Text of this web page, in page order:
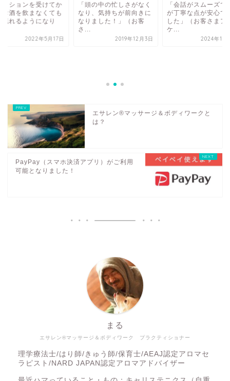
ッションを受けてか
お酒を飲まなくても
眠れるようになり
2022年5月17日
「頭の中の忙しさがなく
なり、気持ちが前向きに
なりました！」（お客
さ...
2019年12月3日
「会話がスムーズで
が丁寧な点が安心で
した」（お客さまア
ケ...
2024年10
エサレン®マッサージ＆ボディワークと
は？
PayPay（スマホ決済アプリ）がご利用
可能となりました！
エサレン®マッサージ＆ボディワーク プラクティショナー
まる
理学療法士/はり師/きゅう師/保育士/AEAJ認定アロマセ
ラピスト/NARD JAPAN認定アロマアドバイザー